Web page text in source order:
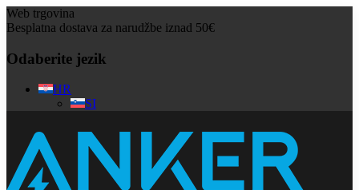
Web trgovina
Besplatna dostava za narudžbe iznad 50€
Odaberite jezik
HR
SI